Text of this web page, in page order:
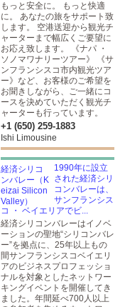
もっと安全に。 もっと快適
に。 あなたの旅をサポート致
します。 空港送迎から観光チ
ャーターまで幅広くご要望に
お応え致します。 《ナパ ・
ソノマワナリーツアー》 《サ
ンフランシスコ市内観光ツア
ー》など、お客様のご希望を
お聞きしながら、ご一緒にコ
ースを決めていただく観光チ
ャーターも行っています。
+1 (650) 259-1883
Ishi Limousine
1990年に設立
された経済シリ
コンバレーは、
サンフランシス
コ ・ ベイエリアでビ...
経済シリコンバレーはイノベ
ーションの聖地“シリコンバレ
ー”を拠点に、25年以上もの
間サンフランシスコベイエリ
アのビジネスプロフェッショ
ナルを対象としたネットワー
キングイベントを開催してき
ました。年間延べ700人以上